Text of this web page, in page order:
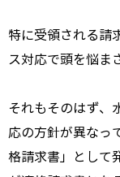
特に受領される請
ス対応で頭を悩ま
それもそのはず、
応の方針が異なっ
格請求書」として